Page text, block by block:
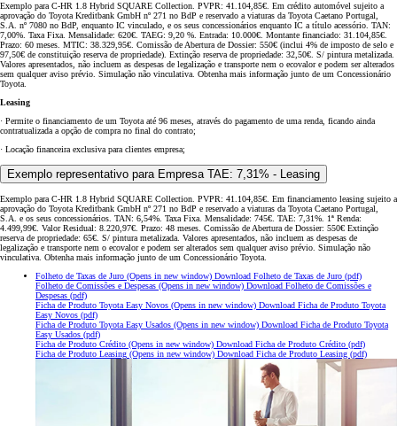
Exemplo para C-HR 1.8 Hybrid SQUARE Collection. PVPR: 41.104,85€. Em crédito automóvel sujeito a
aprovação do Toyota Kreditbank GmbH nº 271 no BdP e reservado a viaturas da Toyota Caetano Portugal,
S.A. nº 7080 no BdP, enquanto IC vinculado, e os seus concessionários enquanto IC a título acessório. TAN:
7,00%. Taxa Fixa. Mensalidade: 620€. TAEG: 9,20 %. Entrada: 10.000€. Montante financiado: 31.104,85€.
Prazo: 60 meses. MTIC: 38.329,95€. Comissão de Abertura de Dossier: 550€ (inclui 4% de imposto de selo e
97,50€ de constituição reserva de propriedade). Extinção reserva de propriedade: 32,50€. S/ pintura metalizada.
Valores apresentados, não incluem as despesas de legalização e transporte nem o ecovalor e podem ser alterados
sem qualquer aviso prévio. Simulação não vinculativa. Obtenha mais informação junto de um Concessionário
Toyota.
Leasing
· Permite o financiamento de um Toyota até 96 meses, através do pagamento de uma renda, ficando ainda
contratualizada a opção de compra no final do contrato;
· Locação financeira exclusiva para clientes empresa;
Exemplo representativo para Empresa TAE: 7,31% - Leasing
Exemplo para C-HR 1.8 Hybrid SQUARE Collection. PVPR: 41.104,85€. Em financiamento leasing sujeito a
aprovação do Toyota Kreditbank GmbH nº 271 no BdP e reservado a viaturas da Toyota Caetano Portugal,
S.A. e os seus concessionários. TAN: 6,54%. Taxa Fixa. Mensalidade: 745€. TAE: 7,31%. 1ª Renda:
4.499,99€. Valor Residual: 8.220,97€. Prazo: 48 meses. Comissão de Abertura de Dossier: 550€ Extinção
reserva de propriedade: 65€. S/ pintura metalizada. Valores apresentados, não incluem as despesas de
legalização e transporte nem o ecovalor e podem ser alterados sem qualquer aviso prévio. Simulação não
vinculativa. Obtenha mais informação junto de um Concessionário Toyota.
Folheto de Taxas de Juro (Opens in new window) Download Folheto de Taxas de Juro (pdf)
Folheto de Comissões e Despesas (Opens in new window) Download Folheto de Comissões e
Despesas (pdf)
Ficha de Produto Toyota Easy Novos (Opens in new window) Download Ficha de Produto Toyota
Easy Novos (pdf)
Ficha de Produto Toyota Easy Usados (Opens in new window) Download Ficha de Produto Toyota
Easy Usados (pdf)
Ficha de Produto Crédito (Opens in new window) Download Ficha de Produto Crédito (pdf)
Ficha de Produto Leasing (Opens in new window) Download Ficha de Produto Leasing (pdf)